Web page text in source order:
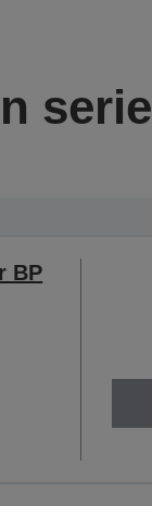
serie
BP